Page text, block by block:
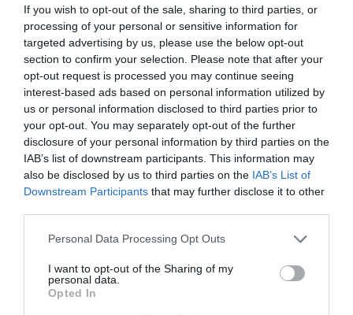
If you wish to opt-out of the sale, sharing to third parties, or
processing of your personal or sensitive information for
targeted advertising by us, please use the below opt-out
section to confirm your selection. Please note that after your
opt-out request is processed you may continue seeing
interest-based ads based on personal information utilized by
us or personal information disclosed to third parties prior to
your opt-out. You may separately opt-out of the further
disclosure of your personal information by third parties on the
IAB’s list of downstream participants. This information may
also be disclosed by us to third parties on the IAB’s List of
Downstream Participants that may further disclose it to other
Personal Data Processing Opt Outs
I want to opt-out of the Sharing of my
personal data.
Opted In